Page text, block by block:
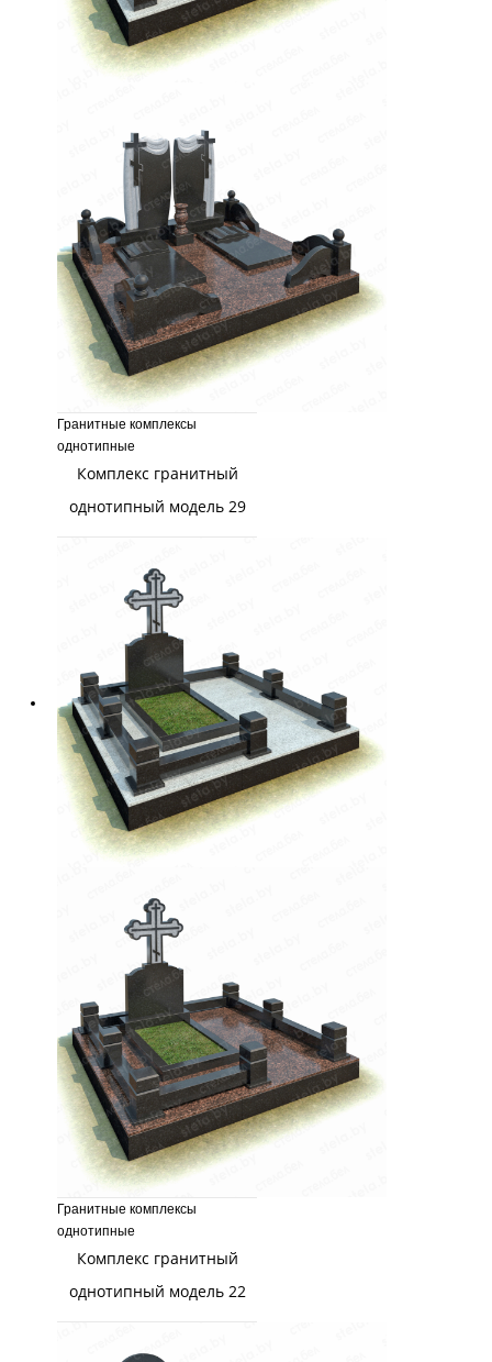
Гранитные комплексы
однотипные
Комплекс гранитный
однотипный модель 29
Гранитные комплексы
однотипные
Комплекс гранитный
однотипный модель 22